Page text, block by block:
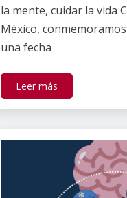
la mente, cuidar la vida
México,
una fecha
Leer más